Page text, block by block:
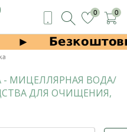
0 0
- МИЦЕЛЛЯРНАЯ ВОДА/
ДЛЯ ОЧИЩЕНИЯ,